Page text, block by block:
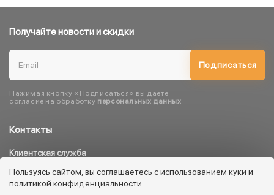
Контакты
Клиентская служба
8 800 333 08 45
info@kotofey.ru
Получайте новости и скидки
Подписаться
Нажимая кнопку «Подписаться» вы даете
согласие на обработку персональных данных
Пользуясь сайтом, вы соглашаетесь с использованием куки и
политикой конфиденциальности